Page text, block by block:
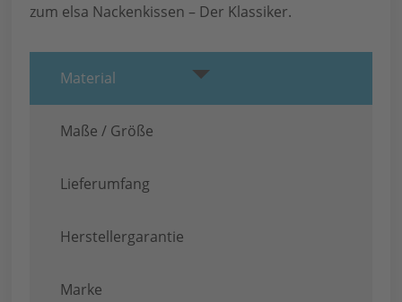
zum elsa Nackenkissen – Der Klassiker.
Material
Maße / Größe
Lieferumfang
Herstellergarantie
Marke